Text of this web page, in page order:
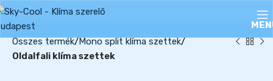
Összes termék Mono split klíma szettek
Oldalfali klíma szettek